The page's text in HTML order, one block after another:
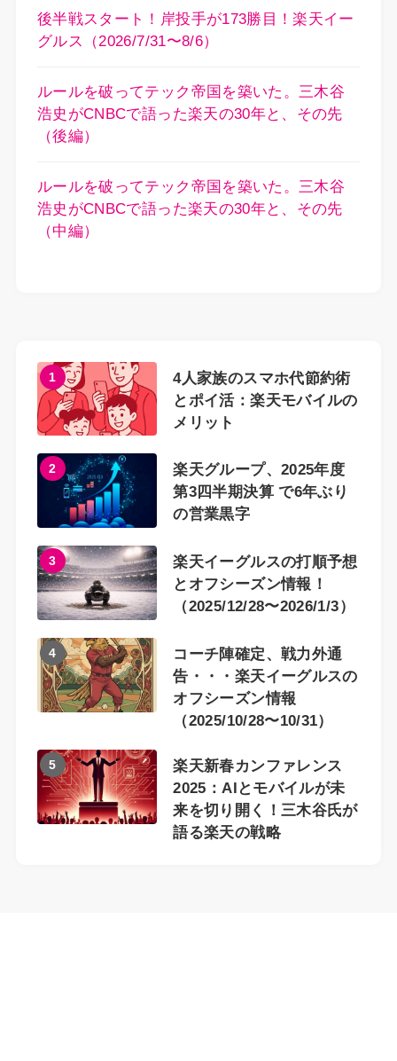
後半戦スタート！岸投手が173勝目！楽天イー
グルス（2026/7/31〜8/6）
ルールを破ってテック帝国を築いた。三木谷
浩史がCNBCで語った楽天の30年と、その先
（後編）
ルールを破ってテック帝国を築いた。三木谷
浩史がCNBCで語った楽天の30年と、その先
（中編）
1
4人家族のスマホ代節約術
とポイ活：楽天モバイルの
メリット
2
楽天グループ、2025年度
第3四半期決算 で6年ぶり
の営業黒字
3
楽天イーグルスの打順予想
とオフシーズン情報！
（2025/12/28〜2026/1/3）
4
コーチ陣確定、戦力外通
告・・・楽天イーグルスの
オフシーズン情報
（2025/10/28〜10/31）
5
楽天新春カンファレンス
2025：AIとモバイルが未
来を切り開く！三木谷氏が
語る楽天の戦略